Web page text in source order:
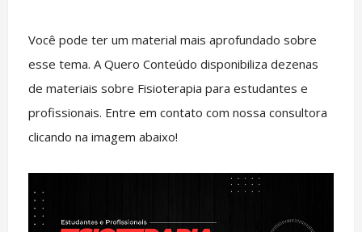
Você pode ter um material mais aprofundado sobre
esse tema. A Quero Conteúdo disponibiliza dezenas
de materiais sobre Fisioterapia para estudantes e
profissionais. Entre em contato com nossa consultora
clicando na imagem abaixo!